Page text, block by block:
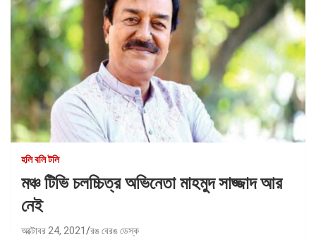
হলি বলি টলি
মঞ্চ টিভি চলচ্চিত্র অভিনেতা মাহমুদ সাজ্জাদ আর
নেই
অক্টোবর 24, 2021 রঙ বেরঙ ডেস্ক